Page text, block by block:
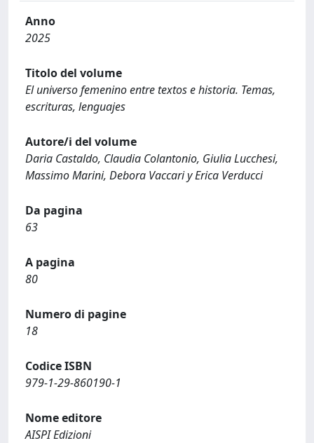
Anno
2025
Titolo del volume
El universo femenino entre textos e historia. Temas,
escrituras, lenguajes
Autore/i del volume
Daria Castaldo, Claudia Colantonio, Giulia Lucchesi,
Massimo Marini, Debora Vaccari y Erica Verducci
Da pagina
63
A pagina
80
Numero di pagine
18
Codice ISBN
979-1-29-860190-1
Nome editore
AISPI Edizioni